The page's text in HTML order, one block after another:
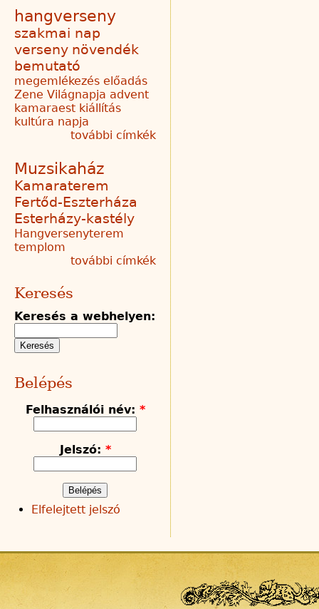
hangverseny
szakmai nap
verseny növendék
bemutató
megemlékezés előadás
Zene Világnapja advent
kamaraest kiállítás
kultúra napja
további címkék
Muzsikaház
Kamaraterem
Fertőd-Eszterháza
Esterházy-kastély
Hangversenyterem
templom
további címkék
Keresés
Keresés a webhelyen:
Belépés
Felhasználói név: *
Jelszó: *
Elfelejtett jelszó